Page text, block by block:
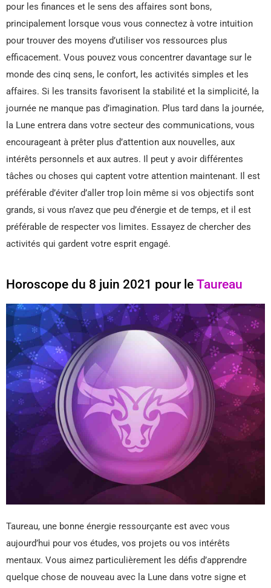
pour les finances et le sens des affaires sont bons,
principalement lorsque vous vous connectez à votre intuition
pour trouver des moyens d’utiliser vos ressources plus
efficacement. Vous pouvez vous concentrer davantage sur le
monde des cinq sens, le confort, les activités simples et les
affaires. Si les transits favorisent la stabilité et la simplicité, la
journée ne manque pas d’imagination. Plus tard dans la journée,
la Lune entrera dans votre secteur des communications, vous
encourageant à prêter plus d’attention aux nouvelles, aux
intérêts personnels et aux autres. Il peut y avoir différentes
tâches ou choses qui captent votre attention maintenant. Il est
préférable d’éviter d’aller trop loin même si vos objectifs sont
grands, si vous n’avez que peu d’énergie et de temps, et il est
préférable de respecter vos limites. Essayez de chercher des
activités qui gardent votre esprit engagé.
Horoscope du 8 juin 2021 pour le Taureau
Taureau, une bonne énergie ressourçante est avec vous
aujourd’hui pour vos études, vos projets ou vos intérêts
mentaux. Vous aimez particulièrement les défis d’apprendre
quelque chose de nouveau avec la Lune dans votre signe et